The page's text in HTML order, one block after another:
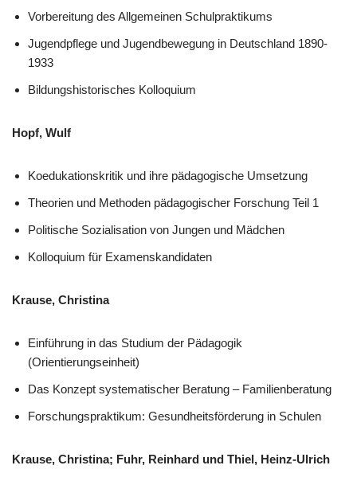
Vorbereitung des Allgemeinen Schulpraktikums
Jugendpflege und Jugendbewegung in Deutschland 1890-
1933
Bildungshistorisches Kolloquium
Hopf, Wulf
Koedukationskritik und ihre pädagogische Umsetzung
Theorien und Methoden pädagogischer Forschung Teil 1
Politische Sozialisation von Jungen und Mädchen
Kolloquium für Examenskandidaten
Krause, Christina
Einführung in das Studium der Pädagogik
(Orientierungseinheit)
Das Konzept systematischer Beratung – Familienberatung
Forschungspraktikum: Gesundheitsförderung in Schulen
Krause, Christina; Fuhr, Reinhard und Thiel, Heinz-Ulrich